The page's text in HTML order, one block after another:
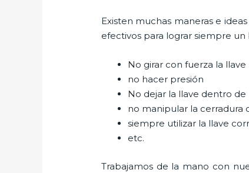
Existen muchas maneras e
efectivos para lograr siempre
No girar con fuerza la llave
no hacer presión
No dejar la llave dentro de
no manipular la cerradura
siempre utilizar la llave
etc.
Trabajamos de la mano con